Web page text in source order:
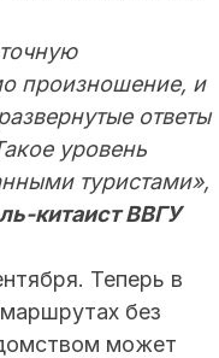
произношение, и
ответы
уровень
туристами»,
китаист ВВГУ
Теперь в
без
может